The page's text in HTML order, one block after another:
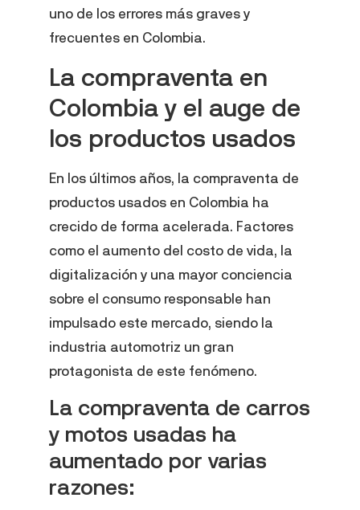
uno de los errores más graves y
frecuentes en Colombia.
La compraventa en
Colombia y el auge de
los productos usados
En los últimos años, la compraventa de
productos usados en Colombia ha
crecido de forma acelerada. Factores
como el aumento del costo de vida, la
digitalización y una mayor conciencia
sobre el consumo responsable han
impulsado este mercado, siendo la
industria automotriz un gran
protagonista de este fenómeno.
La compraventa de carros
y motos usadas ha
aumentado por varias
razones: